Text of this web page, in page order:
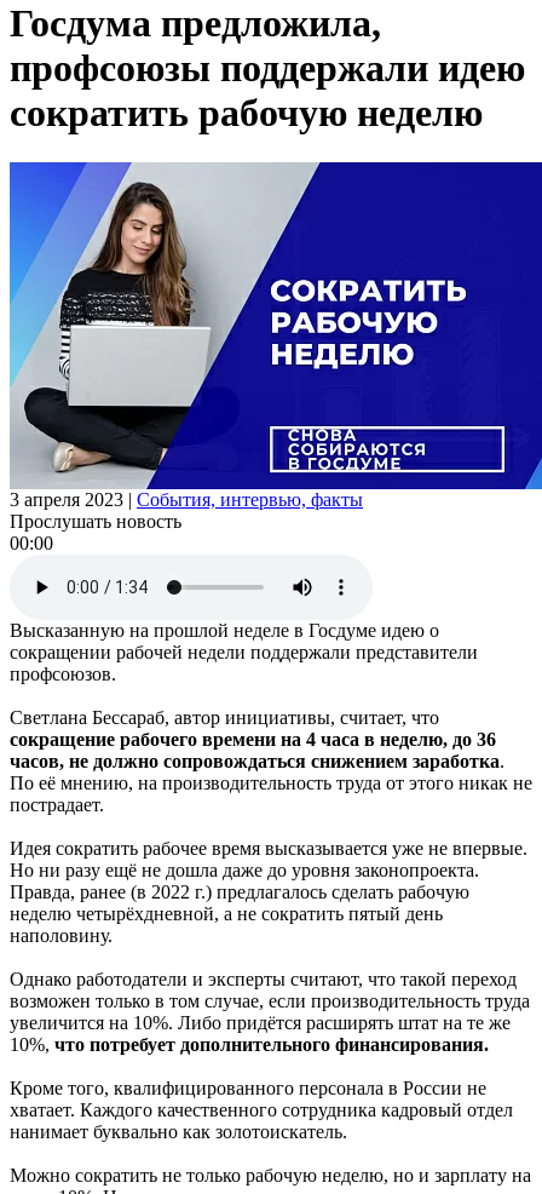
Госдума предложила,
профсоюзы поддержали идею
сократить рабочую неделю
3 апреля 2023 | События, интервью, факты
Прослушать новость
00:00
Высказанную на прошлой неделе в Госдуме идею о
сокращении рабочей недели поддержали представители
профсоюзов.
Светлана Бессараб, автор инициативы, считает, что
сокращение рабочего времени на 4 часа в неделю, до 36
часов, не должно сопровождаться снижением заработка.
По её мнению, на производительность труда от этого никак не
пострадает.
Идея сократить рабочее время высказывается уже не впервые.
Но ни разу ещё не дошла даже до уровня законопроекта.
Правда, ранее (в 2022 г.) предлагалось сделать рабочую
неделю четырёхдневной, а не сократить пятый день
наполовину.
Однако работодатели и эксперты считают, что такой переход
возможен только в том случае, если производительность труда
увеличится на 10%. Либо придётся расширять штат на те же
10%, что потребует дополнительного финансирования.
Кроме того, квалифицированного персонала в России не
хватает. Каждого качественного сотрудника кадровый отдел
нанимает буквально как золотоискатель.
Можно сократить не только рабочую неделю, но и зарплату на